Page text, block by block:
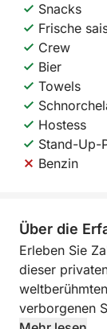
Snacks
Frische
Crew
Bier
Towels
Hostess
Stand-Up-
Benzin
Über die
Erleben Sie
dieser
verborgenen